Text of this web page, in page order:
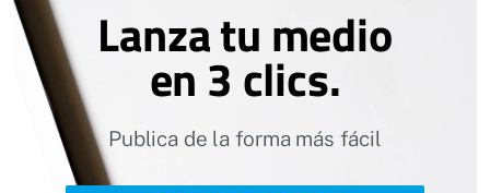
Lanza tu medio
en 3 clics.
Publica de la forma más fácil